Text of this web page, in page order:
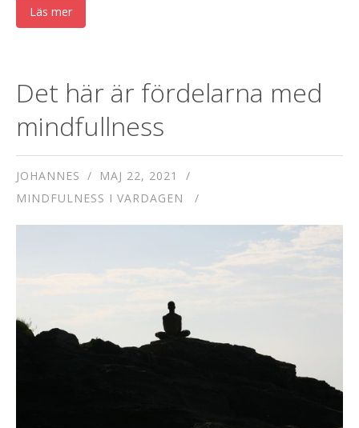
Läs mer
Det här är fördelarna med
mindfullness
JOHANNES
MAJ 22, 2021
MINDFULNESS I VARDAGEN